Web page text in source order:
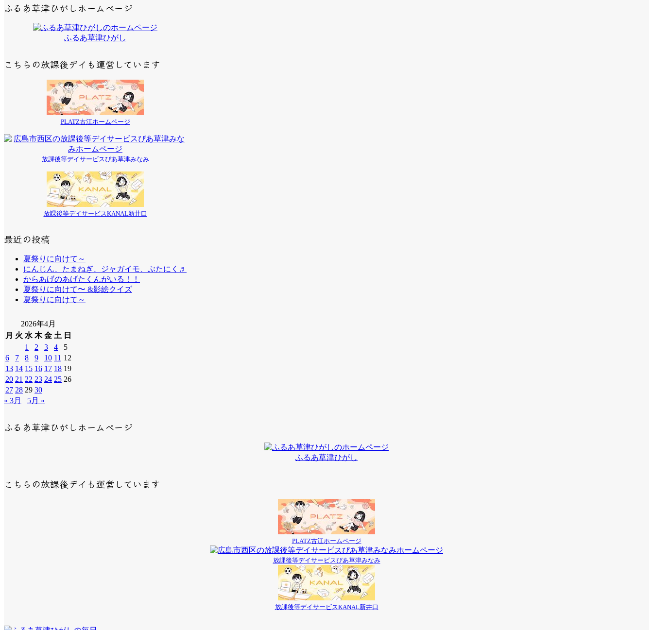
ふるあ草津ひがしホームページ
ふるあ草津ひがし
こちらの放課後デイも運営しています
PLATZ古江ホームページ
放課後等デイサービスぴあ草津みなみ
放課後等デイサービスKANAL新井口
最近の投稿
夏祭りに向けて～
にんじん、たまねぎ、ジャガイモ、ぶたにく♬
からあげのあげたくんがいる！！
夏祭りに向けて〜 &影絵クイズ
夏祭りに向けて～
2026年4月
月 火 水 木 金 土 日
1
2 3 4
5
6
7 8 9 10 11 12
13 14 15 16 17 18 19
20 21 22 23 24 25 26
27 28 29 30
« 3月
5月 »
ふるあ草津ひがしホームページ
ふるあ草津ひがし
こちらの放課後デイも運営しています
PLATZ古江ホームページ
放課後等デイサービスぴあ草津みなみ
放課後等デイサービスKANAL新井口